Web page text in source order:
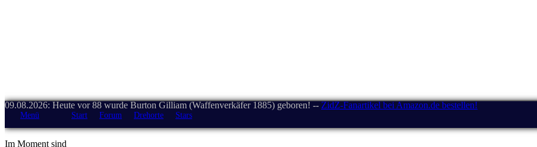
09.08.2026: Heute vor 88 wurde Burton Gilliam (Waffenverkäfer 1885) geboren! -- ZidZ-Fanartikel bei Amazon.de bestellen!
Menü Start Forum Drehorte Stars
Im Moment sind